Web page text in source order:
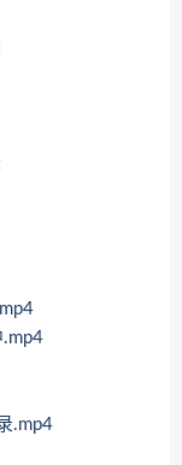
.mp4